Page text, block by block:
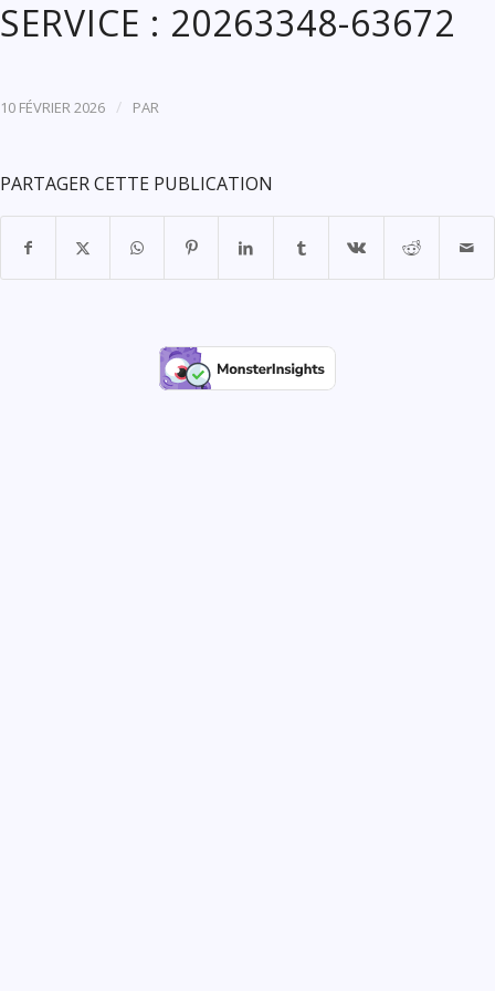
SERVICE : 20263348-63672
10 FÉVRIER 2026 / PAR
PARTAGER CETTE PUBLICATION